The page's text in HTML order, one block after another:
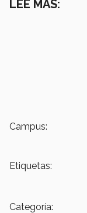
LEE MÁS:
Campus:
Etiquetas:
Categoría: